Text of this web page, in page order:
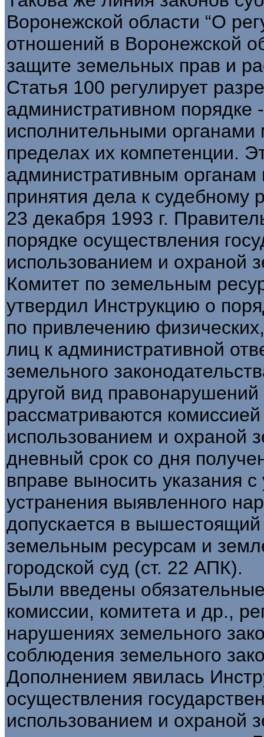
Воронежской области “О
отношений в Воронежской
защите земельных прав и
Статья 100 регулирует
административном порядке
исполнительными органами
пределах их компетенции.
административным
принятия дела к судебному
23 декабря 1993 г.
порядке осуществления
использованием и охраной
Комитет по земельным
утвердил Инструкцию о
по привлечению
лиц к административной
земельного
другой вид правонарушений
рассматриваются
использованием и охраной
дневный срок со дня
вправе выносить указания
устранения выявленного
допускается в
земельным ресурсам и
городской суд (ст. 22 АПК).
Были введены
комиссии, комитета и др.,
нарушениях земельного
соблюдения земельного
Дополнением явилась
осуществления
использованием и охраной